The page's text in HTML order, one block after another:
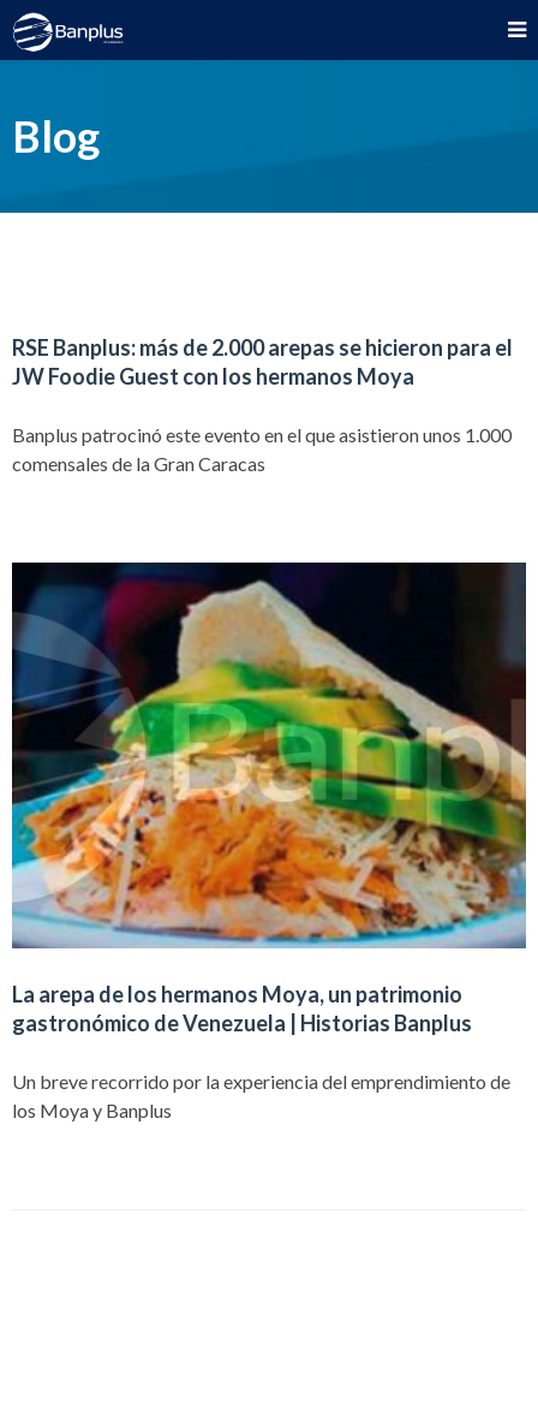
Blog
RSE Banplus: más de 2.000 arepas se hicieron para el
JW Foodie Guest con los hermanos Moya
Banplus patrocinó este evento en el que asistieron unos 1.000
comensales de la Gran Caracas
La arepa de los hermanos Moya, un patrimonio
gastronómico de Venezuela | Historias Banplus
Un breve recorrido por la experiencia del emprendimiento de
los Moya y Banplus